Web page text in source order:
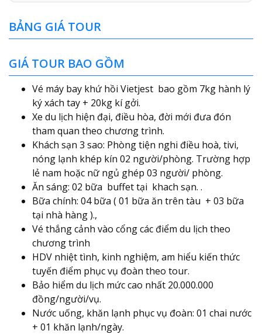
BẢNG GIÁ TOUR
GIÁ TOUR BAO GỒM
Vé máy bay khứ hồi Vietjest bao gồm 7kg hành lý
ký xách tay + 20kg kí gởi.
Xe du lịch hiện đại, điều hòa, đời mới đưa đón
tham quan theo chương trình.
Khách sạn 3 sao: Phòng tiện nghi điều hoà, tivi,
nóng lạnh khép kín 02 người/phòng. Trường hợp
lẻ nam hoặc nữ ngủ ghép 03 người/ phòng.
Ăn sáng: 02 bữa buffet tại khach sạn. .
Bữa chính: 04 bữa ( 01 bữa ăn trên tàu + 03 bữa
tại nhà hàng ).,
Vé thắng cảnh vào cổng các điểm du lịch theo
chương trình
HDV nhiệt tình, kinh nghiệm, am hiểu kiến thức
tuyến điểm phục vụ đoàn theo tour.
Bảo hiểm du lịch mức cao nhất 20.000.000
đồng/người/vụ.
Nước uống, khăn lạnh phục vụ đoàn: 01 chai nước
+ 01 khăn lạnh/ngày.